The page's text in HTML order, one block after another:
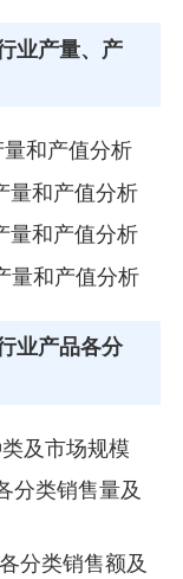
业产量、产
和产值分析
量和产值分析
量和产值分析
量和产值分析
业产品各分
及市场规模
分类销售量及
分类销售额及